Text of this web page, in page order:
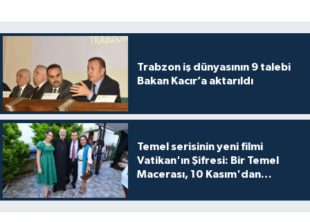
Trabzon iş dünyasının 9 talebi
Bakan Kacır’a aktarıldı
Temel serisinin yeni filmi
Vatikan'ın Şifresi: Bir Temel
Macerası, 10 Kasım'dan
buluşuyo